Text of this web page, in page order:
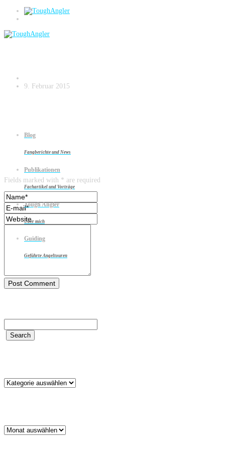
Blog
Fangberichte und News
Publikationen
Fachartikel und Vorträge
Tough Angler
Über mich
Guiding
Geführte Angeltouren
Mit Strategie und Planung auf zu neuen
9. Februar 2015
Fields marked with * are required
Kategorien
Archiv